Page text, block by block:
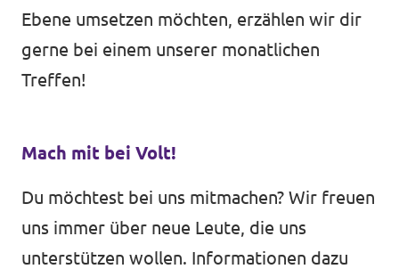
Ebene umsetzen möchten, erzählen wir dir
gerne bei einem unserer monatlichen
Treffen!
Mach mit bei Volt!
Du möchtest bei uns mitmachen? Wir freuen
uns immer über neue Leute, die uns
unterstützen wollen. Informationen dazu